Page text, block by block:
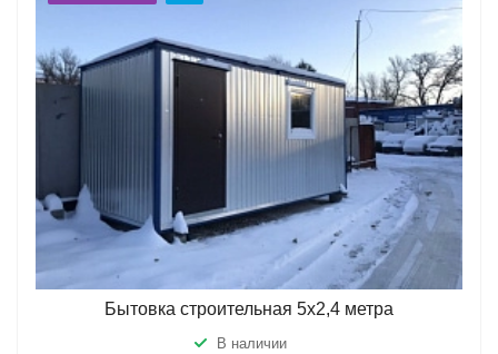
Бытовка строительная 5х2,4 метра
В наличии